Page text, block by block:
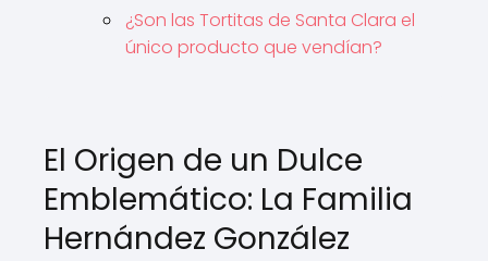
¿Son las Tortitas de Santa Clara el
único producto que vendían?
El Origen de un Dulce
Emblemático: La Familia
Hernández González